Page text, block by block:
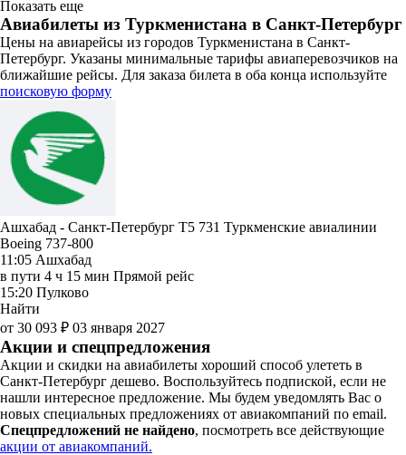
Показать еще
Авиабилеты из Туркменистана в Санкт-Петербург
Цены на авиарейсы из городов Туркменистана в Санкт-
Петербург. Указаны минимальные тарифы авиаперевозчиков на
ближайшие рейсы. Для заказа билета в оба конца используйте
поисковую форму
Ашхабад - Санкт-Петербург T5 731 Туркменские авиалинии
Boeing 737-800
11:05 Ашхабад
в пути 4 ч 15 мин Прямой рейс
15:20 Пулково
Найти
от 30 093 ₽ 03 января 2027
Акции и спецпредложения
Акции и скидки на авиабилеты хороший способ улететь в
Санкт-Петербург дешево. Воспользуйтесь подпиской, если не
нашли интересное предложение. Мы будем уведомлять Вас о
новых специальных предложениях от авиакомпаний по email.
Спецпредложений не найдено, посмотреть все действующие
акции от авиакомпаний.